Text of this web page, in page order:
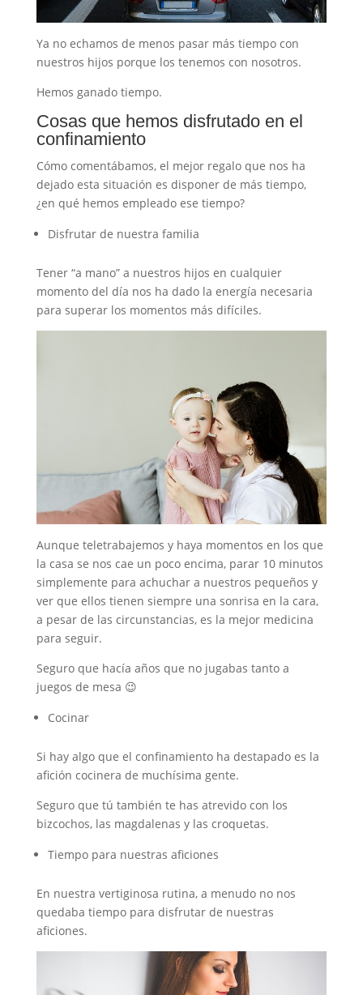
Ya no echamos de menos pasar más tiempo con
nuestros hijos porque los tenemos con nosotros.
Hemos ganado tiempo.
Cosas que hemos disfrutado en el
confinamiento
Cómo comentábamos, el mejor regalo que nos ha
dejado esta situación es disponer de más tiempo,
¿en qué hemos empleado ese tiempo?
Disfrutar de nuestra familia
Tener “a mano” a nuestros hijos en cualquier
momento del día nos ha dado la energía necesaria
para superar los momentos más difíciles.
Aunque teletrabajemos y haya momentos en los que
la casa se nos cae un poco encima, parar 10 minutos
simplemente para achuchar a nuestros pequeños y
ver que ellos tienen siempre una sonrisa en la cara,
a pesar de las circunstancias, es la mejor medicina
para seguir.
Seguro que hacía años que no jugabas tanto a
juegos de mesa 😉
Cocinar
Si hay algo que el confinamiento ha destapado es la
afición cocinera de muchísima gente.
Seguro que tú también te has atrevido con los
bizcochos, las magdalenas y las croquetas.
Tiempo para nuestras aficiones
En nuestra vertiginosa rutina, a menudo no nos
quedaba tiempo para disfrutar de nuestras
aficiones.